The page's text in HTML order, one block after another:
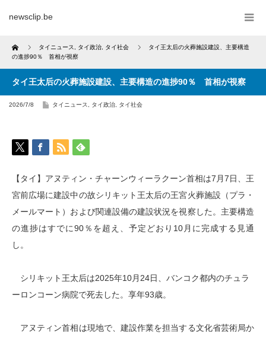
newsclip.be
Home タイニュース タイ政治 タイ社会
タイ王太后の火葬施設建設、主要構造
の進捗90％ 首相が視察
タイ王太后の火葬施設建設、主要構造の進捗90％ 首相が視察
2026/7/8 タイニュース タイ政治 タイ社会
【タイ】アヌティン・チャーンウィーラクーン首相は7月7日、王
宮前広場に建設中の故シリキット王太后の王宮火葬施設（プラ・
メールマート）および関連設備の建設状況を視察した。主要構造
の進捗はすでに90％を超え、予定どおり10月に完成する見通
し。
シリキット王太后は2025年10月24日、バンコク都内のチュラ
ーロンコーン病院で死去した。享年93歳。
アヌティン首相は現地で、建設作業を担当する文化省芸術局か